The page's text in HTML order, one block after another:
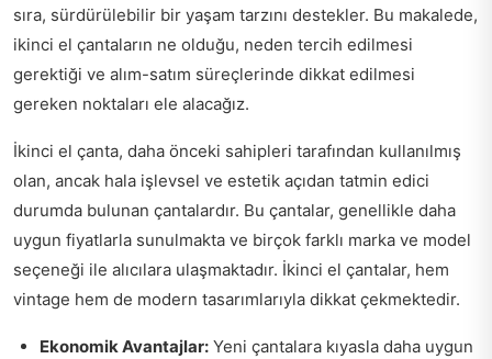
sıra, sürdürülebilir bir yaşam tarzını destekler. Bu makalede,
ikinci el çantaların ne olduğu, neden tercih edilmesi
gerektiği ve alım-satım süreçlerinde dikkat edilmesi
gereken noktaları ele alacağız.
İkinci el çanta, daha önceki sahipleri tarafından kullanılmış
olan, ancak hala işlevsel ve estetik açıdan tatmin edici
durumda bulunan çantalardır. Bu çantalar, genellikle daha
uygun fiyatlarla sunulmakta ve birçok farklı marka ve model
seçeneği ile alıcılara ulaşmaktadır. İkinci el çantalar, hem
vintage hem de modern tasarımlarıyla dikkat çekmektedir.
Ekonomik Avantajlar: Yeni çantalara kıyasla daha uygun